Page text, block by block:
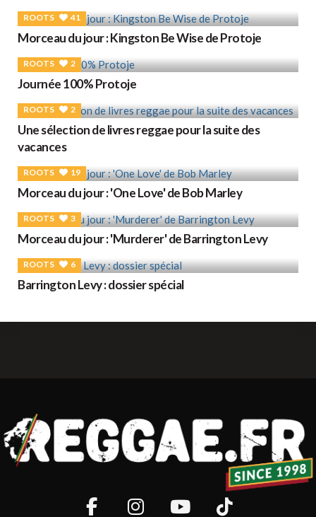
ROOTS 41
Morceau du jour : Kingston Be Wise de Protoje
ROOTS 2
Journée 100% Protoje
ROOTS 2
Une sélection de livres reggae pour la suite des
vacances
ROOTS 19
Morceau du jour : 'One Love' de Bob Marley
ROOTS 3
Morceau du jour : 'Murderer' de Barrington Levy
ROOTS 6
Barrington Levy : dossier spécial